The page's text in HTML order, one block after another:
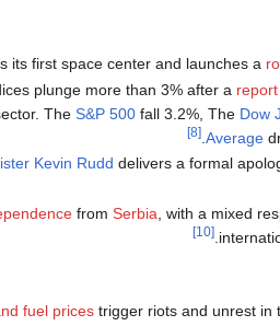
its first space center and launches a
plunge more than 3% after a report
The S&P 500fall 3.2%, The Dow
Average
[8]
Kevin Rudd delivers a formal
from Serbia , with a mixed
[10]
fuel pricestrigger riots and unrest in